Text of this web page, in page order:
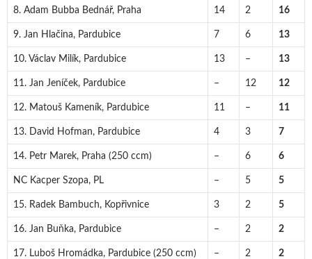
8. Adam Bubba Bednář, Praha 14 2 16
9. Jan Hlačina, Pardubice 7 6 13
10. Václav Milík, Pardubice 13 – 13
11. Jan Jeníček, Pardubice – 12 12
12. Matouš Kameník, Pardubice 11 – 11
13. David Hofman, Pardubice 4 3 7
14. Petr Marek, Praha (250 ccm) – 6 6
NC Kacper Szopa, PL – 5 5
15. Radek Bambuch, Kopřivnice 3 2 5
16. Jan Buňka, Pardubice – 2 2
17. Luboš Hromádka, Pardubice (250 ccm) – 2 2